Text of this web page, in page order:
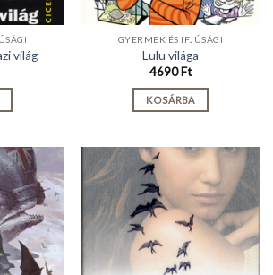
világ
GYERMEK ÉS IFJÚSÁGI
Lulu világa
4690Ft
KOSÁRBA